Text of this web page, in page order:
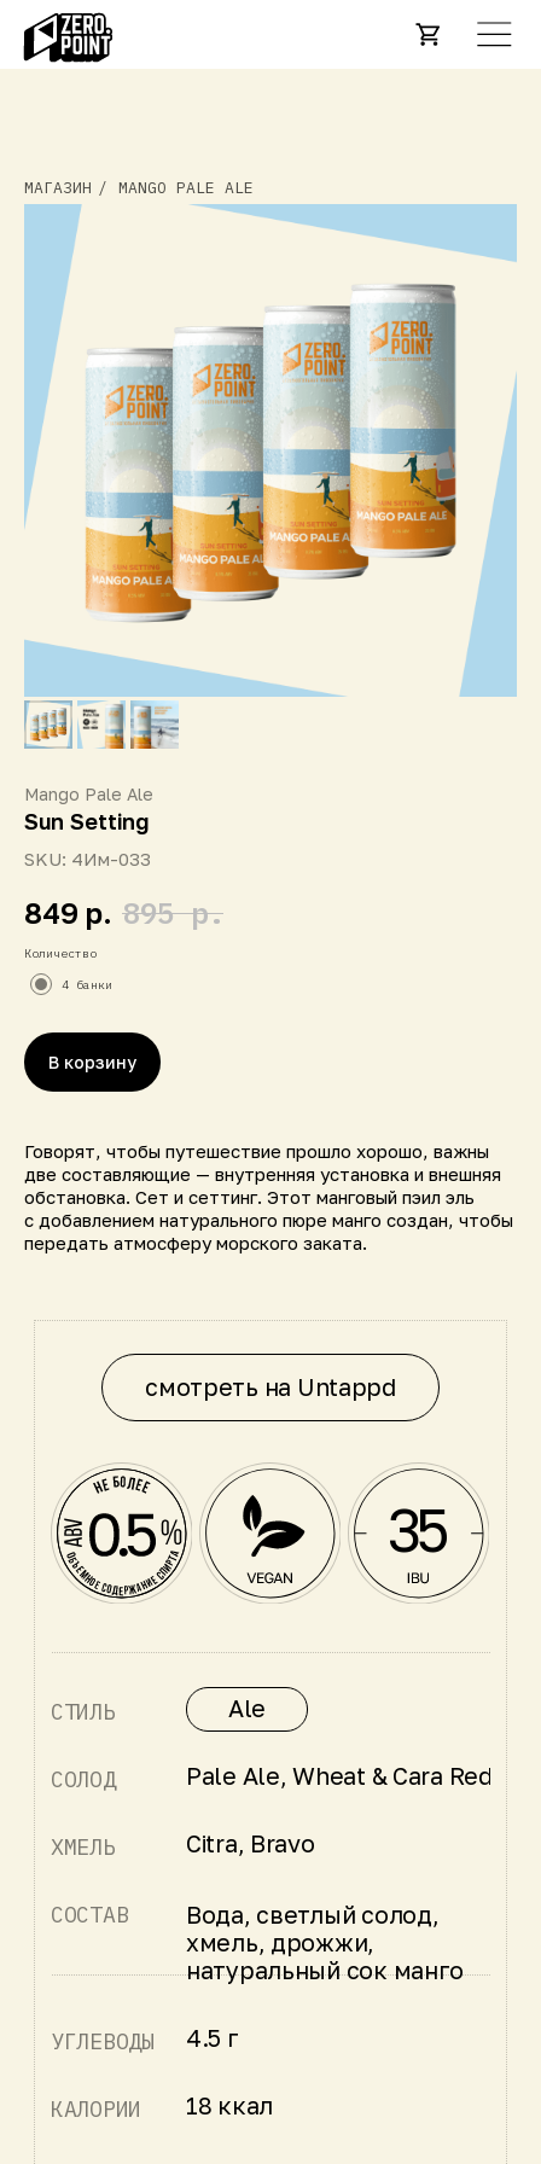
МАГАЗИН / MANGO PALE ALE
Mango Pale Ale
Sun Setting
SKU: 4Им-033
849 р. 895 р.
Количество
4 банки
В корзину
Говорят, чтобы путешествие прошло хорошо, важны
две составляющие — внутренняя установка и внешняя
обстановка. Сет и сеттинг. Этот манговый пэил эль
с добавлением натурального пюре манго создан, чтобы
передать атмосферу морского заката.
СТИЛЬ Ale
ХМЕЛЬ Citra, Bravo
хмель, дрожжи,
натуральный сок манго
КАЛОРИИ 18 ккал
БЕЛКИ 0 г
35
смотреть на Untappd